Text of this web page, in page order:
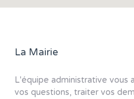
La Mairie
L'équipe administrative vous
vos questions, traiter vos